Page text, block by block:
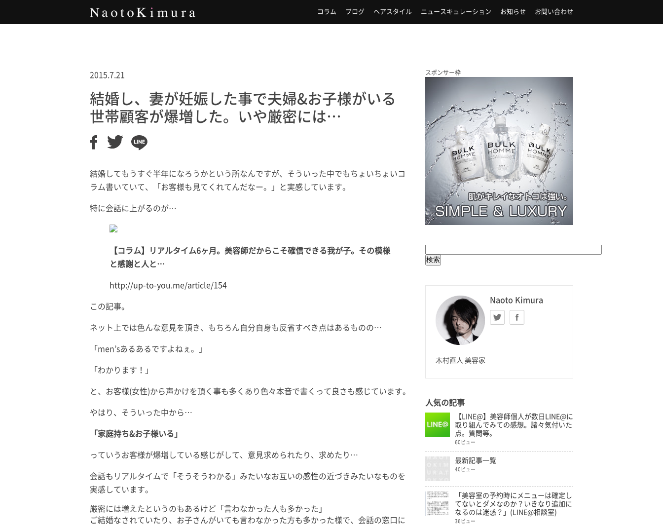
コラム ブログ ヘアスタイル ニュースキュレーション お知らせ お問い合わせ
2015.7.21
結婚し、妻が妊娠した事で夫婦&お子様がいる
世帯顧客が爆増した。いや厳密には…
結婚してもうすぐ半年になろうかという所なんですが、そういった中でもちょいちょいコ
ラム書いていて、「お客様も見てくれてんだなー。」と実感しています。
特に会話に上がるのが…
【コラム】リアルタイム6ヶ月。美容師だからこそ確信できる我が子。その模様
と感謝と人と…
http://up-to-you.me/article/154
この記事。
ネット上では色んな意見を頂き、もちろん自分自身も反省すべき点はあるものの…
「men’sあるあるですよねぇ。」
「わかります！」
と、お客様(女性)から声かけを頂く事も多くあり色々本音で書くって良さも感じています。
やはり、そういった中から…
「家庭持ち&お子様いる」
っていうお客様が爆増している感じがして、意見求められたり、求めたり…
会話もリアルタイムで「そうそうわかる」みたいなお互いの感性の近づきみたいなものを
実感しています。
厳密には増えたというのもあるけど「言わなかった人も多かった」
ご結婚なされていたり、お子さんがいても言わなかった方も多かった様で、会話の窓口に
スポンサー枠
Naoto Kimura
木村直人 美容家
人気の記事
【LINE@】美容師個人が数日LINE@に
取り組んでみての感想。諸々気付いた
点。質問等。
60ビュー
最新記事一覧
40ビュー
「美容室の予約時にメニューは確定し
てないとダメなのか？いきなり追加に
なるのは迷惑？」(LINE@相談室)
36ビュー